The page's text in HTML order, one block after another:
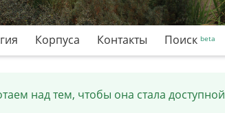
Корпуса Контакты Поиск
над тем, чтобы она стала доступной